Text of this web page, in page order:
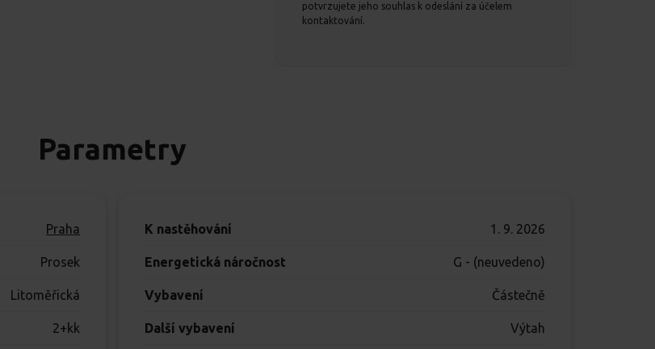
potvrzujete jeho souhlas k odeslání za účelem
kontaktování.
Parametry
Praha
Prosek
Litoměřická
2+kk
K nastěhování 1. 9. 2026
Energetická náročnost G - (neuvedeno)
Vybavení Částečně
Další vybavení Výtah